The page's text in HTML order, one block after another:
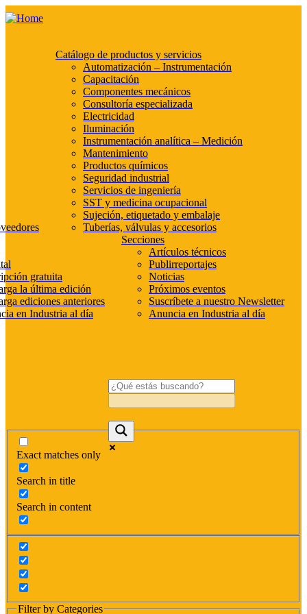
Catálogo de productos y servicios
Automatización – Instrumentación
Capacitación
Componentes mecánicos
Consultoría especializada
Electricidad
Iluminación
Instrumentación analítica – Medición
Mantenimiento
Productos químicos
Seguridad industrial
Servicios de ingeniería
SST y medicina ocupacional
Sujeción, etiquetado y embalaje
Tuberías, válvulas y accesorios
gratuita
la última edición
ediciones anteriores
en Industria al día
Secciones
Artículos técnicos
Publirreportajes
Noticias
Próximos eventos
Suscríbete a nuestro Newsletter
Anuncia en Industria al día
Exact matches only
Search in title
Search in content
Filter by Categories